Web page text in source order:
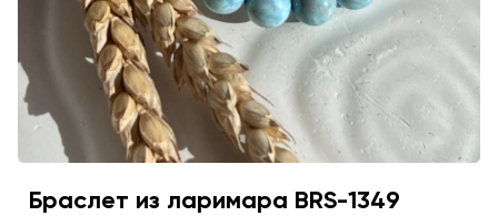
Браслет из ларимара BRS-1349